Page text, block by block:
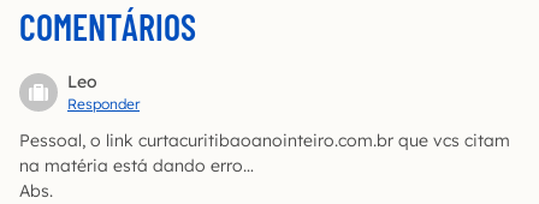
COMENTÁRIOS
Leo
Responder
Pessoal, o link curtacuritibaoanointeiro.com.br que vcs citam
na matéria está dando erro…
Abs.